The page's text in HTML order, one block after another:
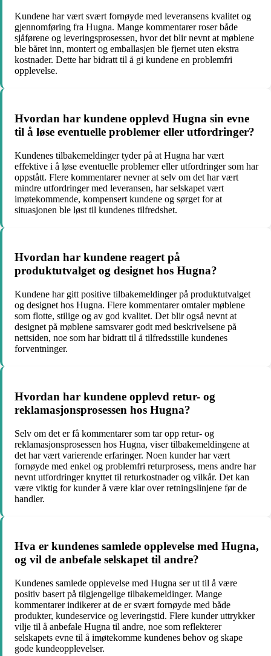
Kundene har vært svært fornøyde med leveransens kvalitet og
gjennomføring fra Hugna. Mange kommentarer roser både
sjåførene og leveringsprosessen, hvor det blir nevnt at møblene
ble båret inn, montert og emballasjen ble fjernet uten ekstra
kostnader. Dette har bidratt til å gi kundene en problemfri
opplevelse.
Hvordan har kundene opplevd Hugna sin evne
til å løse eventuelle problemer eller utfordringer?
Kundenes tilbakemeldinger tyder på at Hugna har vært
effektive i å løse eventuelle problemer eller utfordringer som har
oppstått. Flere kommentarer nevner at selv om det har vært
mindre utfordringer med leveransen, har selskapet vært
imøtekommende, kompensert kundene og sørget for at
situasjonen ble løst til kundenes tilfredshet.
Hvordan har kundene reagert på
produktutvalget og designet hos Hugna?
Kundene har gitt positive tilbakemeldinger på produktutvalget
og designet hos Hugna. Flere kommentarer omtaler møblene
som flotte, stilige og av god kvalitet. Det blir også nevnt at
designet på møblene samsvarer godt med beskrivelsene på
nettsiden, noe som har bidratt til å tilfredsstille kundenes
forventninger.
Hvordan har kundene opplevd retur- og
reklamasjonsprosessen hos Hugna?
Selv om det er få kommentarer som tar opp retur- og
reklamasjonsprosessen hos Hugna, viser tilbakemeldingene at
det har vært varierende erfaringer. Noen kunder har vært
fornøyde med enkel og problemfri returprosess, mens andre har
nevnt utfordringer knyttet til returkostnader og vilkår. Det kan
være viktig for kunder å være klar over retningslinjene før de
handler.
Hva er kundenes samlede opplevelse med Hugna,
og vil de anbefale selskapet til andre?
Kundenes samlede opplevelse med Hugna ser ut til å være
positiv basert på tilgjengelige tilbakemeldinger. Mange
kommentarer indikerer at de er svært fornøyde med både
produkter, kundeservice og leveringstid. Flere kunder uttrykker
vilje til å anbefale Hugna til andre, noe som reflekterer
selskapets evne til å imøtekomme kundenes behov og skape
gode kundeopplevelser.